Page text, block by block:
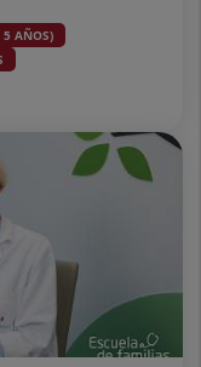
5 AÑOS)